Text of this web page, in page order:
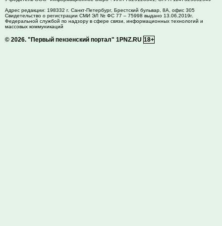
Адрес редакции: 198332 г. Санкт-Петербург, Брестский бульвар, 8А, офис 305
Свидетельство о регистрации СМИ ЭЛ № ФС 77 – 75998 выдано 13.06.2019г.
Федеральной службой по надзору в сфере связи, информационных технологий и
массовых коммуникаций
© 2026. "Первый пензенский портал" 1PNZ.RU 18+